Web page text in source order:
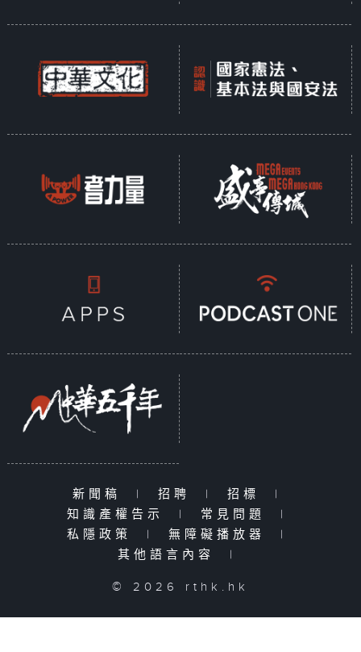
新聞稿 | 招聘 | 招標
|
知識產權告示
| 常見問題
|
私隱政策
| 無障礙播放器
|
其他語言內容
|
© 2026 rthk.hk